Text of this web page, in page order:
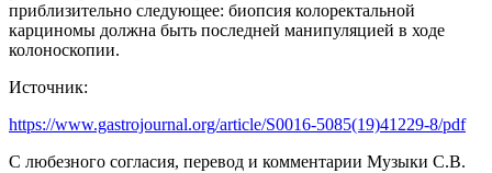
приблизительно следующее: биопсия колоректальной
карциномы должна быть последней манипуляцией в ходе
колоноскопии.
Источник:
https://www.gastrojournal.org/article/S0016-5085(19)41229-8/pdf
С любезного согласия, перевод и комментарии Музыки С.В.